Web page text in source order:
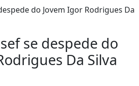
se despede do
Da Silva